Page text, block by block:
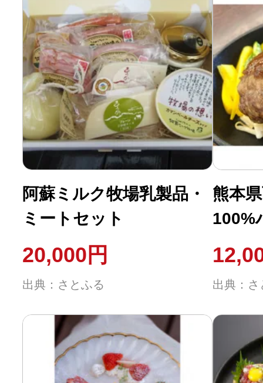
個人事業・フリーランス
ふるさと納税の基礎知識
10秒ぴったり診断
自治体直営サイト特集
はじめるバイブルとは
よくあるご質問
問い合わせ
阿蘇ミルク牧場乳製品・
ミートセット
20,000円
出典：さとふる
熊本
出典：さ